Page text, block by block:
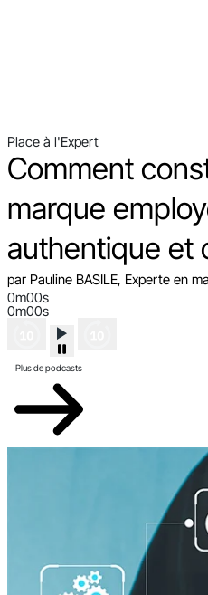
Place à l'Expert
Comment
marque
authentique et
par Pauline BASILE, Experte en
0m00s
0m00s
Plus de podcasts